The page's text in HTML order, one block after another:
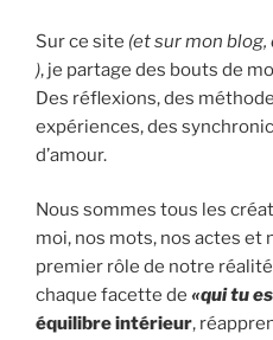
Sur ce site (et sur mon blog,
), je partage des bouts de
Des réflexions, des
expériences, des
d’amour.
Nous sommes tous les
moi, nos mots, nos actes et
premier rôle de notre
chaque facette de «qui tu
équilibre intérieur,